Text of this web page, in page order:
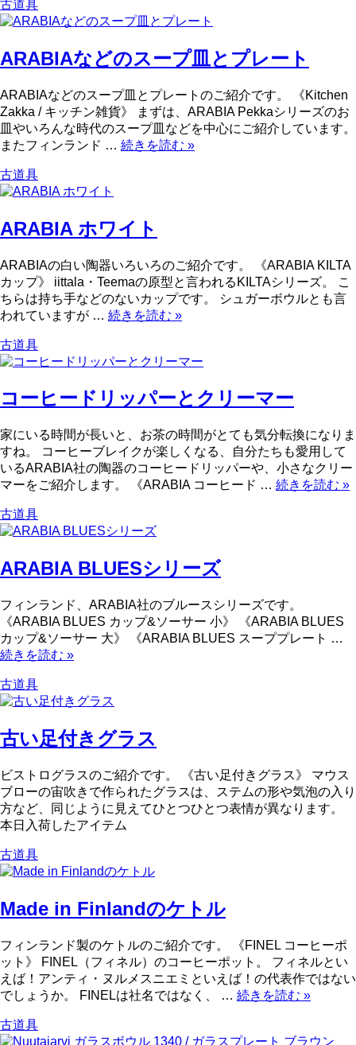
古道具
ARABIAなどのスープ皿とプレート
ARABIAなどのスープ皿とプレートのご紹介です。 《Kitchen
Zakka / キッチン雑貨》 まずは、ARABIA Pekkaシリーズのお
皿やいろんな時代のスープ皿などを中心にご紹介しています。
またフィンランド … 続きを読む »
古道具
ARABIA ホワイト
ARABIAの白い陶器いろいろのご紹介です。 《ARABIA KILTA
カップ》 iittala・Teemaの原型と言われるKILTAシリーズ。 こ
ちらは持ち手などのないカップです。 シュガーボウルとも言
われていますが … 続きを読む »
古道具
コーヒードリッパーとクリーマー
家にいる時間が長いと、お茶の時間がとても気分転換になりま
すね。 コーヒーブレイクが楽しくなる、自分たちも愛用して
いるARABIA社の陶器のコーヒードリッパーや、小さなクリー
マーをご紹介します。 《ARABIA コーヒード … 続きを読む »
古道具
ARABIA BLUESシリーズ
フィンランド、ARABIA社のブルースシリーズです。
《ARABIA BLUES カップ&ソーサー 小》 《ARABIA BLUES
カップ&ソーサー 大》 《ARABIA BLUES スーププレート …
続きを読む »
古道具
古い足付きグラス
ビストログラスのご紹介です。 《古い足付きグラス》 マウス
ブローの宙吹きで作られたグラスは、ステムの形や気泡の入り
方など、同じように見えてひとつひとつ表情が異なります。
本日入荷したアイテム
古道具
Made in Finlandのケトル
フィンランド製のケトルのご紹介です。 《FINEL コーヒーポ
ット》 FINEL（フィネル）のコーヒーポット。 フィネルとい
えば！アンティ・ヌルメスニエミといえば！の代表作ではない
でしょうか。 FINELは社名ではなく、 … 続きを読む »
古道具